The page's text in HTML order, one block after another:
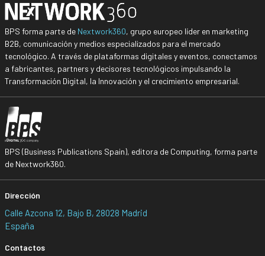
BPS forma parte de Nextwork360, grupo europeo líder en marketing
B2B, comunicación y medios especializados para el mercado
tecnológico. A través de plataformas digitales y eventos, conectamos
a fabricantes, partners y decisores tecnológicos impulsando la
Transformación Digital, la Innovación y el crecimiento empresarial.
BPS (Business Publications Spain), editora de Computing, forma parte
de Nextwork360.
Dirección
Calle Azcona 12, Bajo B, 28028 Madrid
España
Contactos